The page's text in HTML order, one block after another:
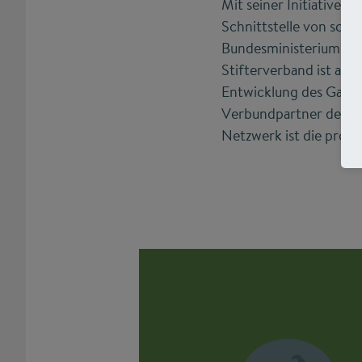
Mit seiner Initiative
Schnittstelle von
Bundesministerium
Stifterverband ist
Entwicklung des
Verbundpartner der
Netzwerk ist die